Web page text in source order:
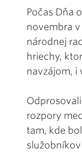
Počas Dňa
novembra
národnej
hriechy,
navzájom, i
rozpory
tam, kde